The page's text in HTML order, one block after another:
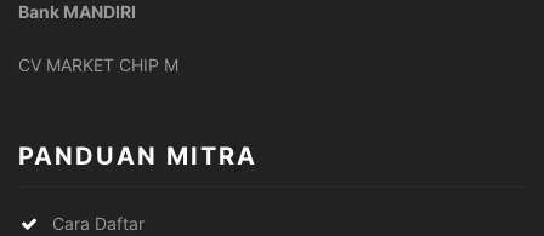
Bank MANDIRI
CV MARKET CHIP M
PANDUAN MITRA
Cara Daftar